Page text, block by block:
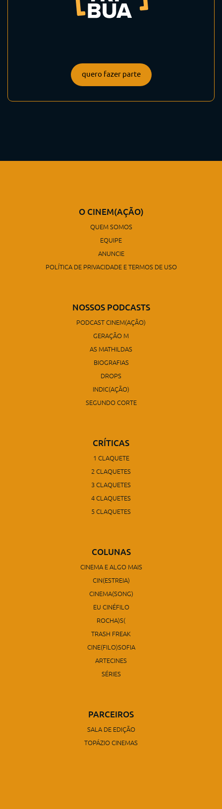
quero fazer parte
O CINEM(AÇÃO)
QUEM SOMOS
EQUIPE
ANUNCIE
POLÍTICA DE PRIVACIDADE E TERMOS DE USO
NOSSOS PODCASTS
PODCAST CINEM(AÇÃO)
GERAÇÃO M
AS MATHILDAS
BIOGRAFIAS
DROPS
INDIC(AÇÃO)
SEGUNDO CORTE
CRÍTICAS
1 CLAQUETE
2 CLAQUETES
3 CLAQUETES
4 CLAQUETES
5 CLAQUETES
COLUNAS
CINEMA E ALGO MAIS
CIN(ESTREIA)
CINEMA(SONG)
EU CINÉFILO
ROCHA)S(
TRASH FREAK
CINE(FILO)SOFIA
ARTECINES
SÉRIES
PARCEIROS
SALA DE EDIÇÃO
TOPÁZIO CINEMAS